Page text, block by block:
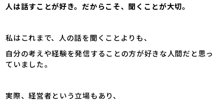
人は話すことが好き。だからこそ、聞くことが大切。
私はこれまで、人の話を聞くことよりも、
自分の考えや経験を発信することの方が好きな人間だと思っ
ていました。
実際、経営者という立場もあり、